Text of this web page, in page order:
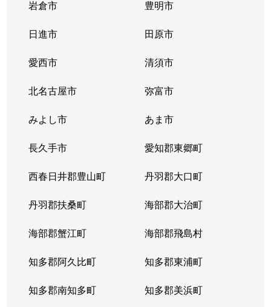
岩倉市 豊明市
日進市 田原市
愛西市 清須市
北名古屋市 弥富市
みよし市 あま市
長久手市 愛知郡東郷町
西春日井郡豊山町 丹羽郡大口町
丹羽郡扶桑町 海部郡大治町
海部郡蟹江町 海部郡飛島村
知多郡阿久比町 知多郡東浦町
知多郡南知多町 知多郡美浜町